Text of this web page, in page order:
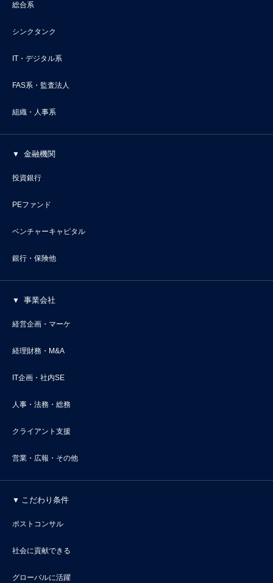
総合系
シンクタンク
IT・デジタル系
FAS系・監査法人
組織・人事系
金融機関
投資銀行
PEファンド
ベンチャーキャピタル
銀行・保険他
事業会社
経営企画・マーケ
経理財務・M&A
IT企画・社内SE
人事・法務・総務
クライアント支援
営業・広報・その他
こだわり条件
ポストコンサル
社会に貢献できる
グローバルに活躍